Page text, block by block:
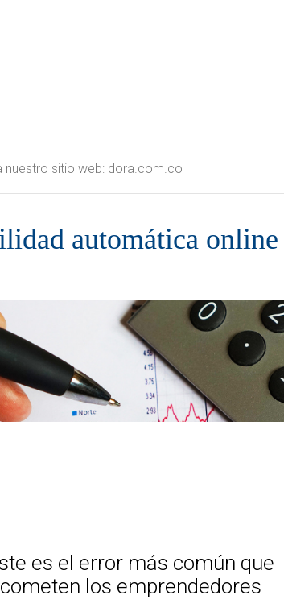
nuestro sitio web: dora.com.co
automática online
es el error más común que
cometen los emprendedores